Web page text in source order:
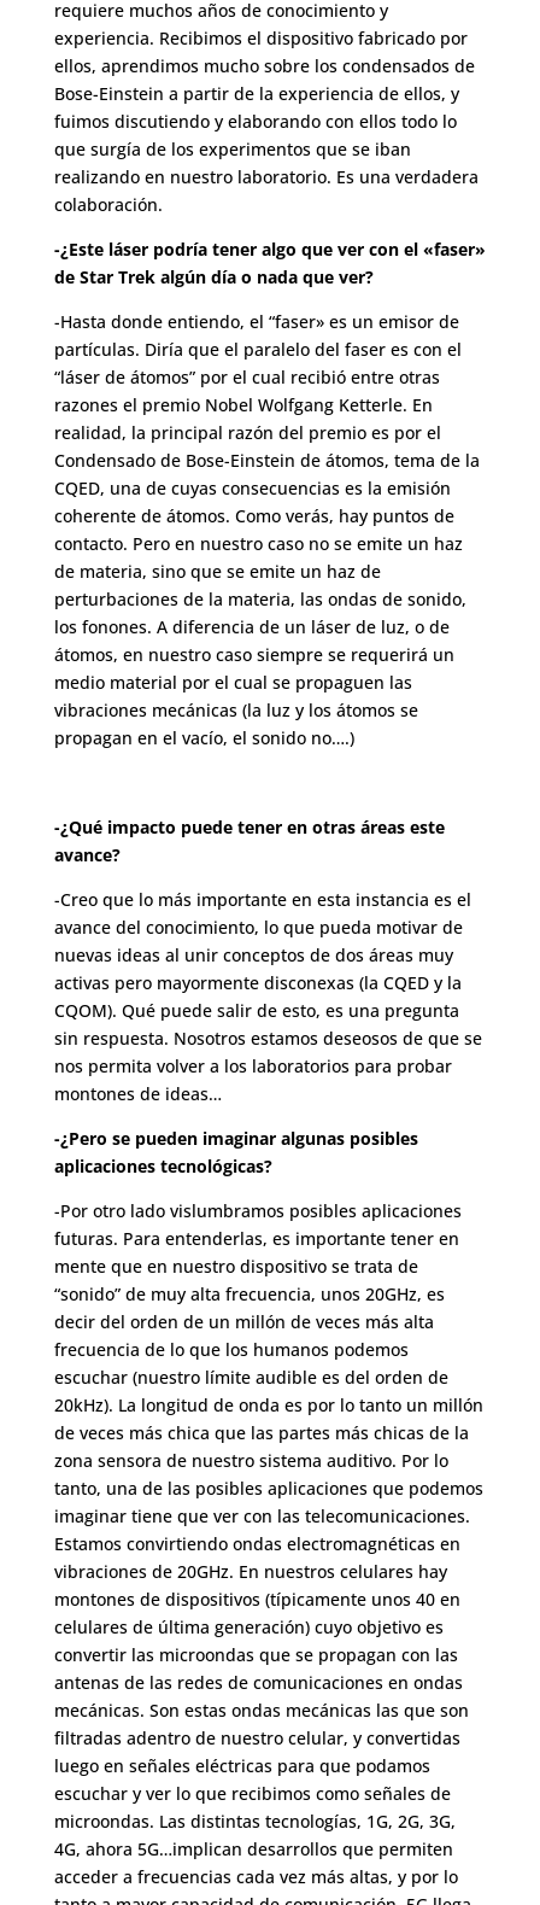
requiere muchos años de conocimiento y
experiencia. Recibimos el dispositivo fabricado por
ellos, aprendimos mucho sobre los condensados de
Bose-Einstein a partir de la experiencia de ellos, y
fuimos discutiendo y elaborando con ellos todo lo
que surgía de los experimentos que se iban
realizando en nuestro laboratorio. Es una verdadera
colaboración.
-¿Este láser podría tener algo que ver con el «faser»
de Star Trek algún día o nada que ver?
-Hasta donde entiendo, el “faser» es un emisor de
partículas. Diría que el paralelo del faser es con el
“láser de átomos” por el cual recibió entre otras
razones el premio Nobel Wolfgang Ketterle. En
realidad, la principal razón del premio es por el
Condensado de Bose-Einstein de átomos, tema de la
CQED, una de cuyas consecuencias es la emisión
coherente de átomos. Como verás, hay puntos de
contacto. Pero en nuestro caso no se emite un haz
de materia, sino que se emite un haz de
perturbaciones de la materia, las ondas de sonido,
los fonones. A diferencia de un láser de luz, o de
átomos, en nuestro caso siempre se requerirá un
medio material por el cual se propaguen las
vibraciones mecánicas (la luz y los átomos se
propagan en el vacío, el sonido no….)
-¿Qué impacto puede tener en otras áreas este
avance?
-Creo que lo más importante en esta instancia es el
avance del conocimiento, lo que pueda motivar de
nuevas ideas al unir conceptos de dos áreas muy
activas pero mayormente disconexas (la CQED y la
CQOM). Qué puede salir de esto, es una pregunta
sin respuesta. Nosotros estamos deseosos de que se
nos permita volver a los laboratorios para probar
montones de ideas…
-¿Pero se pueden imaginar algunas posibles
aplicaciones tecnológicas?
-Por otro lado vislumbramos posibles aplicaciones
futuras. Para entenderlas, es importante tener en
mente que en nuestro dispositivo se trata de
“sonido” de muy alta frecuencia, unos 20GHz, es
decir del orden de un millón de veces más alta
frecuencia de lo que los humanos podemos
escuchar (nuestro límite audible es del orden de
20kHz). La longitud de onda es por lo tanto un millón
de veces más chica que las partes más chicas de la
zona sensora de nuestro sistema auditivo. Por lo
tanto, una de las posibles aplicaciones que podemos
imaginar tiene que ver con las telecomunicaciones.
Estamos convirtiendo ondas electromagnéticas en
vibraciones de 20GHz. En nuestros celulares hay
montones de dispositivos (típicamente unos 40 en
celulares de última generación) cuyo objetivo es
convertir las microondas que se propagan con las
antenas de las redes de comunicaciones en ondas
mecánicas. Son estas ondas mecánicas las que son
filtradas adentro de nuestro celular, y convertidas
luego en señales eléctricas para que podamos
escuchar y ver lo que recibimos como señales de
microondas. Las distintas tecnologías, 1G, 2G, 3G,
4G, ahora 5G…implican desarrollos que permiten
acceder a frecuencias cada vez más altas, y por lo